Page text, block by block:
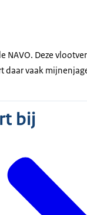
NAVO. Deze
daar vaak
bij